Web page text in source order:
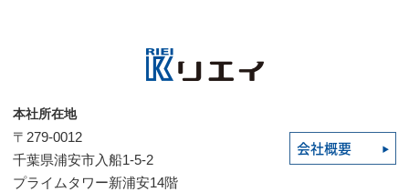
本社所在地
〒279-0012
千葉県浦安市入船1-5-2
プライムタワー新浦安14階
会社概要